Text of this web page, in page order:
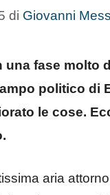
di Giovanni
una fase molto
politico di
le cose.
aria